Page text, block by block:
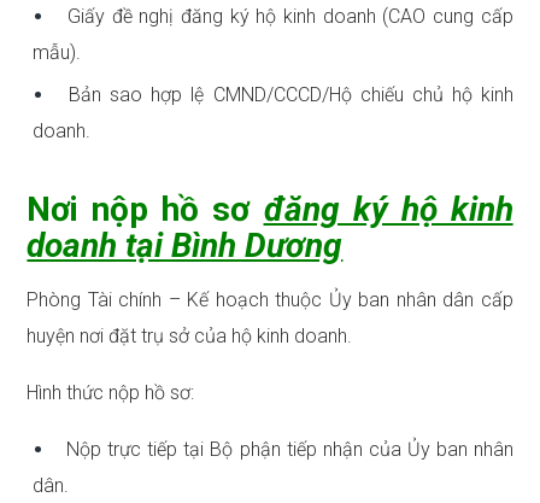
Giấy đề nghị đăng ký hộ kinh doanh (CAO cung cấp
mẫu).
Bản sao hợp lệ CMND/CCCD/Hộ chiếu chủ hộ kinh
doanh.
Nơi nộp hồ sơ đăng ký hộ kinh
doanh tại Bình Dương
Phòng Tài chính – Kế hoạch thuộc Ủy ban nhân dân cấp
huyện nơi đặt trụ sở của hộ kinh doanh.
Hình thức nộp hồ sơ:
Nộp trực tiếp tại Bộ phận tiếp nhận của Ủy ban nhân
dân.